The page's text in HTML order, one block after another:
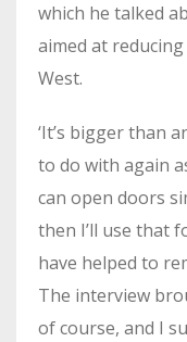
which he talked
aimed at
West.
‘It’s bigger than
to do with again
can open doors
then I’ll use that
have helped to
The interview
of course, and I